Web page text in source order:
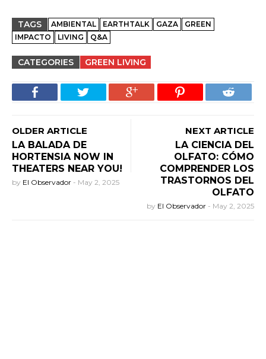
TAGS AMBIENTAL EARTHTALK GAZA
GREEN
IMPACTO
LIVING Q&A
CATEGORIES GREEN LIVING
OLDER ARTICLE
LA BALADA DE
HORTENSIA NOW IN
THEATERS NEAR YOU!
by El Observador - May 2, 2025
NEXT ARTICLE
LA CIENCIA DEL
OLFATO: CÓMO
COMPRENDER LOS
TRASTORNOS DEL
OLFATO
by El Observador - May 2, 2025